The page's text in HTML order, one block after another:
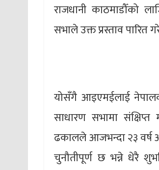
राजधानी काठमाडौँको
सभाले उक्त प्रस्ताव पारित
योसँगै आइएमईलाई
साधारण सभामा
ढकालले आजभन्दा २३ वर्ष
चुनौतीपूर्ण छ भन्ने धेरै